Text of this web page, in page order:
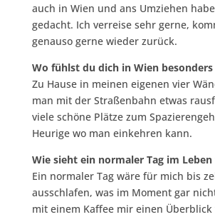
auch in Wien und ans Umziehen
gedacht. Ich verreise sehr gerne,
genauso gerne wieder zurück.
Wo fühlst du dich in Wien
Zu Hause in meinen eigenen vier
man mit der Straßenbahn etwas
viele schöne Plätze zum
Heurige wo man einkehren kann.
Wie sieht ein normaler Tag im Leben
Ein normaler Tag wäre für mich bis
ausschlafen, was im Moment gar
mit einem Kaffee mir einen Überblick